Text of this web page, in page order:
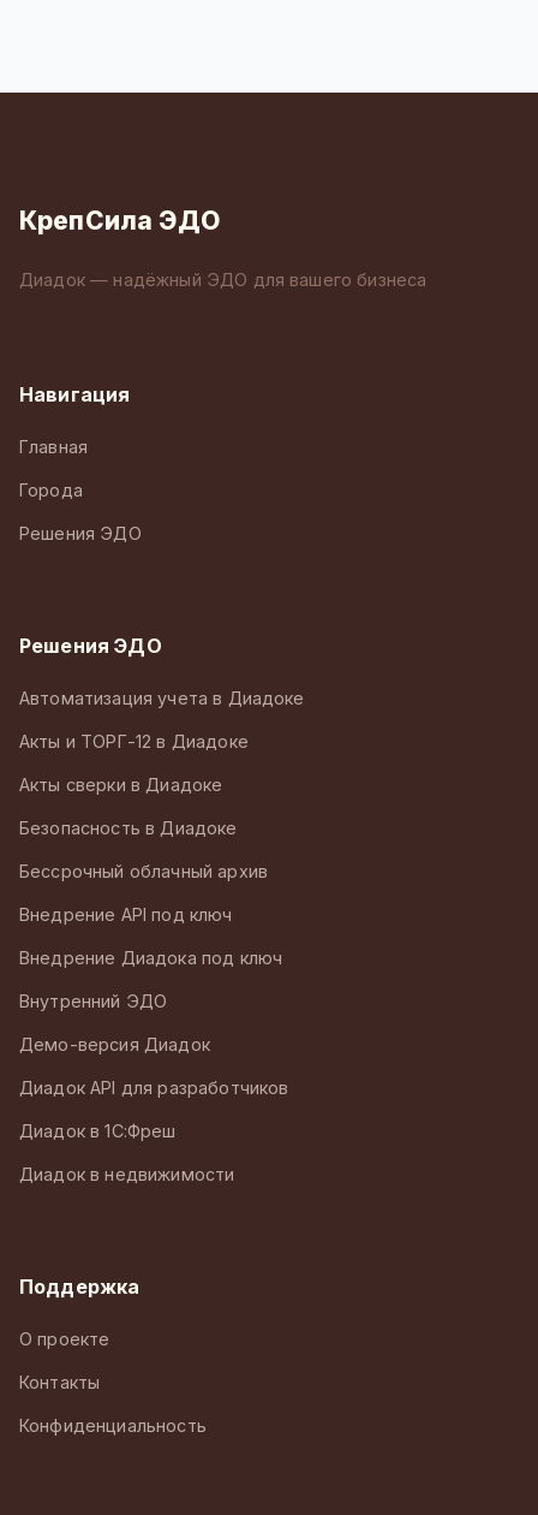
КрепСила ЭДО
Диадок — надёжный ЭДО для вашего бизнеса
Навигация
Главная
Города
Решения ЭДО
Решения ЭДО
Автоматизация учета в Диадоке
Акты и ТОРГ-12 в Диадоке
Акты сверки в Диадоке
Безопасность в Диадоке
Бессрочный облачный архив
Внедрение API под ключ
Внедрение Диадока под ключ
Внутренний ЭДО
Демо-версия Диадок
Диадок API для разработчиков
Диадок в 1С:Фреш
Диадок в недвижимости
Поддержка
О проекте
Контакты
Конфиденциальность